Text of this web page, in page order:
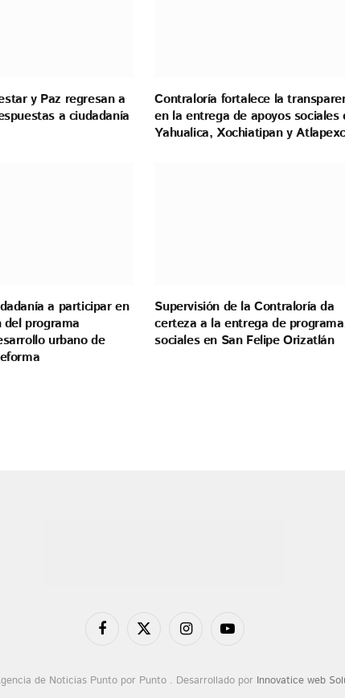
y Paz regresan a
a ciudadanía
Contraloría fortalece la
en la entrega de apoyos sociales
Yahualica, Xochiatipan y
a participar en
del programa
urbano de
Supervisión de la Contraloría da
certeza a la entrega de
sociales en San Felipe Orizatlán
FacebookX
InstagramYouTube
de Noticias Punto por Punto . Desarrollado por Innovatice web